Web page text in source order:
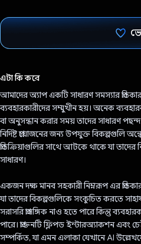
এটা কি করে
আমাদের অ্যাপ একটি সাধারণ সমস্যার
ব্যবহারকারীদের সম্মুখীন হয়। অনেক
বা অনুসন্ধান করার সময় তাদের সাধারণ পছন্দ
নির্দিষ্ট প্রয়োজনের জন্য উপযুক্ত বিকল্পগুলি
প্রতিক্রিয়াগুলির সাথে আটকে থাকে যা তাদের
সাধারণ।
একজন দক্ষ মানব সহকারী নিম্নরূপ এর প্রতিকার
যা তাদের বিকল্পগুলিকে সংকুচিত করতে
সরাসরি প্রাসঙ্গিক নাও হতে পারে কিন্তু
পারে। প্রাক্তনটি ফ্লিপড ইন্টারঅ্যাকশন এবং
সম্পর্কিত, যা এমন এলাকা যেখানে AI